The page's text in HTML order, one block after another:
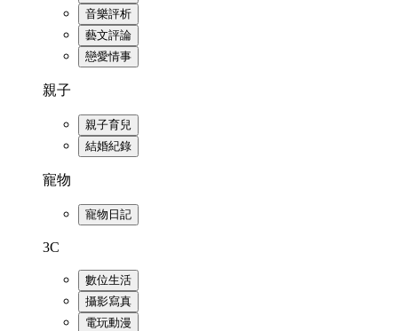
音樂評析
藝文評論
戀愛情事
親子
親子育兒
結婚紀錄
寵物
寵物日記
3C
數位生活
攝影寫真
電玩動漫